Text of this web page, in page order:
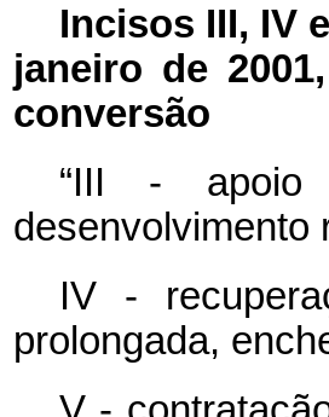
Incisos III, IV
janeiro de
conversão
“III - apoio
desenvolvimento
IV -
prolongada,